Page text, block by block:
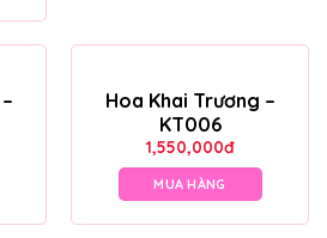
Hoa Khai Trương –
KT006
1,550,000đ
MUA HÀNG